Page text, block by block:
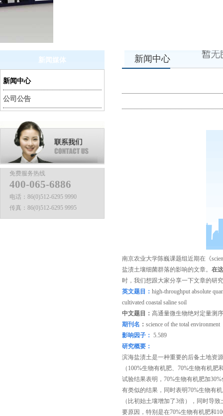
新闻媒体
新闻中心
公司公告
免费服务热线
400-065-6886
电话： 86(0)512-6295 9990
传真： 86(0)512-6295 9995
新闻中心
南京农业大学陈巍课题组近期在《
盐渍土壤细菌群落的影响的文章。 在
时，我们想跟大家分享一下文章的研
英文题目： high-throughput absolute
cultivated coastal saline soil
中文题目： 高通量微生物绝对定量测
期刊名 ： science of the total
影响因子： 5.589
研究概要：
滨海盐渍土是一种重要的后备土地资
（100%生物有机肥、70%生物有机
试验结果表明，70%生物有机肥加
有类似的结果，同时表明70%生物有
（比初始土壤增加了3倍），同时导致
要原因，特别是在70%生物有机肥和